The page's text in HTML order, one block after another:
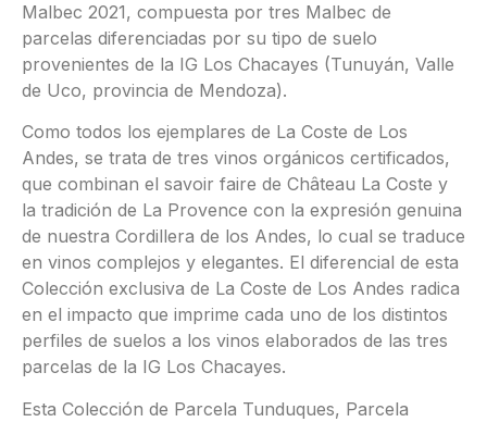
Malbec 2021, compuesta por tres Malbec de
parcelas diferenciadas por su tipo de suelo
provenientes de la IG Los Chacayes (Tunuyán, Valle
de Uco, provincia de Mendoza).
Como todos los ejemplares de La Coste de Los
Andes, se trata de tres vinos orgánicos certificados,
que combinan el savoir faire de Château La Coste y
la tradición de La Provence con la expresión genuina
de nuestra Cordillera de los Andes, lo cual se traduce
en vinos complejos y elegantes. El diferencial de esta
Colección exclusiva de La Coste de Los Andes radica
en el impacto que imprime cada uno de los distintos
perfiles de suelos a los vinos elaborados de las tres
parcelas de la IG Los Chacayes.
Esta Colección de Parcela Tunduques, Parcela